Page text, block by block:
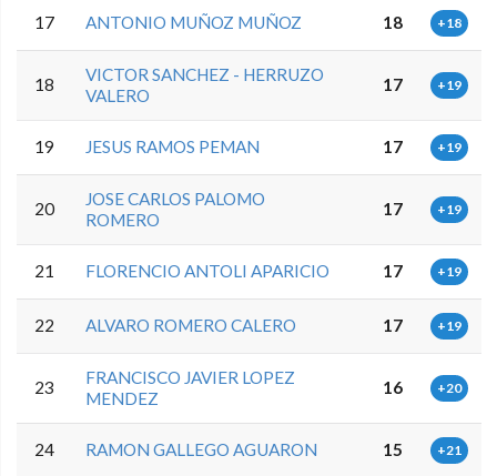
17 ANTONIO MUÑOZ MUÑOZ 18 +18
18
VICTOR SANCHEZ - HERRUZO
VALERO
17 +19
19 JESUS RAMOS PEMAN 17 +19
20
JOSE CARLOS PALOMO
ROMERO
17 +19
21 FLORENCIO ANTOLI APARICIO 17 +19
22 ALVARO ROMERO CALERO 17 +19
23
FRANCISCO JAVIER LOPEZ
MENDEZ
16 +20
24 RAMON GALLEGO AGUARON 15 +21